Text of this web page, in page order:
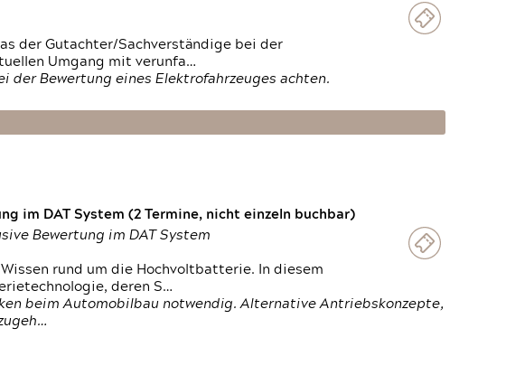
der Gutachter/Sachverständige bei der
Umgang mit verunfa…
der Bewertung eines Elektrofahrzeuges achten.
im DAT System (2 Termine, nicht einzeln buchbar)
Bewertung im DAT System
rund um die Hochvoltbatterie. In diesem
deren S…
beim Automobilbau notwendig. Alternative Antriebskonzepte,